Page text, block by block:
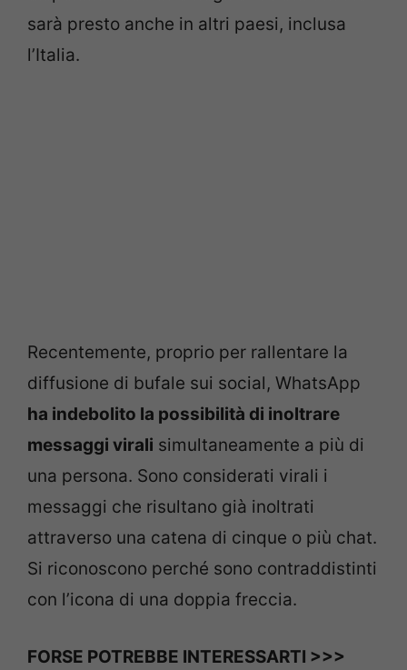
sarà presto anche in altri paesi, inclusa
l’Italia.
Recentemente, proprio per rallentare la
diffusione di bufale sui social, WhatsApp
ha indebolito la possibilità di inoltrare
messaggi virali simultaneamente a più di
una persona. Sono considerati virali i
messaggi che risultano già inoltrati
attraverso una catena di cinque o più chat.
Si riconoscono perché sono contraddistinti
con l’icona di una doppia freccia.
FORSE POTREBBE INTERESSARTI >>>